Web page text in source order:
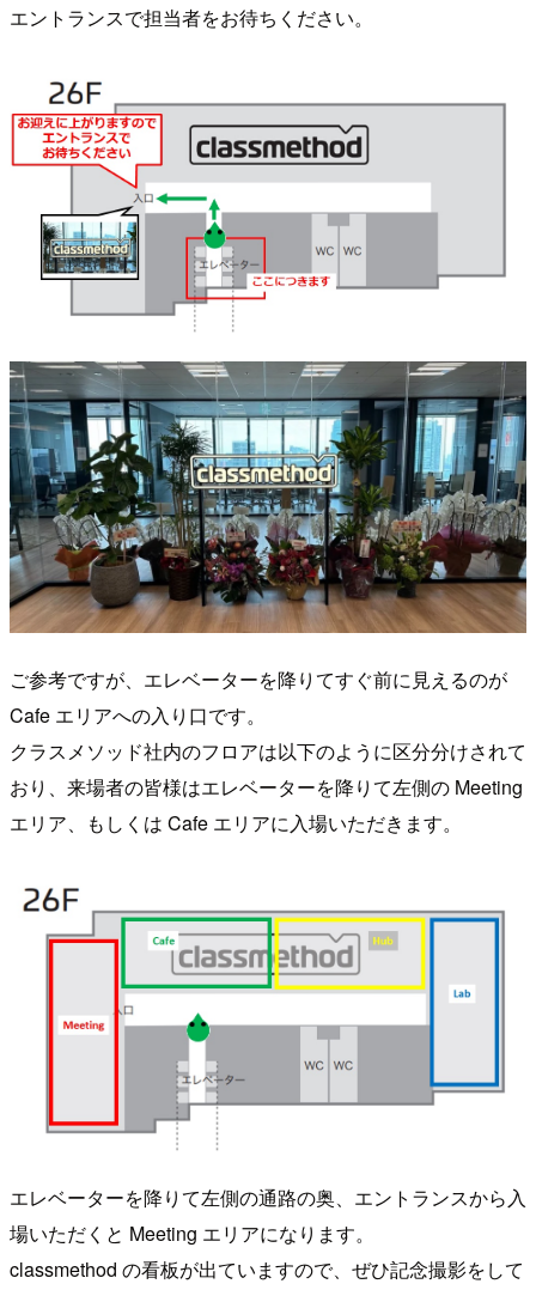
エントランスで担当者をお待ちください。
ご参考ですが、エレベーターを降りてすぐ前に見えるのが
Cafe エリアへの入り口です。
クラスメソッド社内のフロアは以下のように区分分けされて
おり、来場者の皆様はエレベーターを降りて左側の Meeting
エリア、もしくは Cafe エリアに入場いただきます。
エレベーターを降りて左側の通路の奥、エントランスから入
場いただくと Meeting エリアになります。
classmethod の看板が出ていますので、ぜひ記念撮影をして